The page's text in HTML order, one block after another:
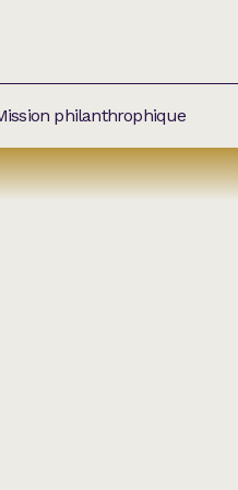
philanthrophique